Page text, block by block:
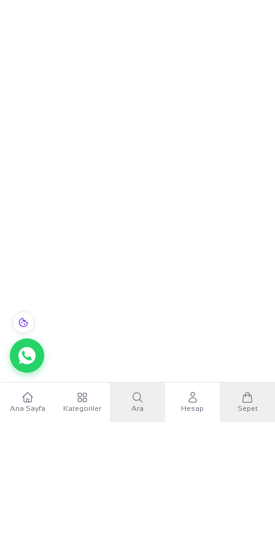
WhatsApp
Ana Sayfa Kategoriler Ara Hesap Sepet